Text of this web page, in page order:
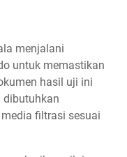
menjalani
untuk memastikan
hasil uji ini
dibutuhkan
filtrasi sesuai